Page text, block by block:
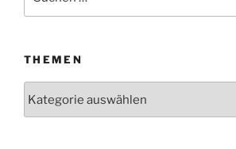
THEMEN